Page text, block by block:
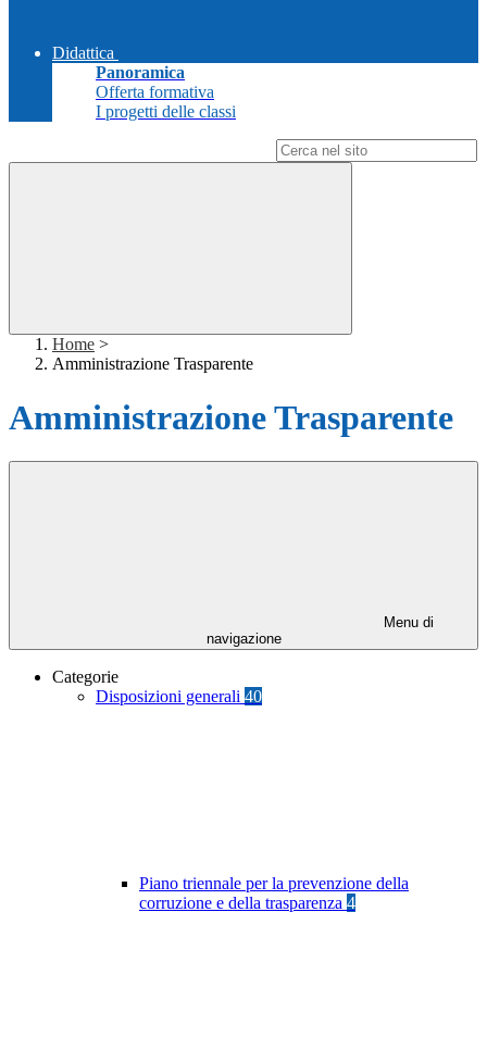
Didattica
Panoramica
Offerta formativa
I progetti delle classi
Home >
Amministrazione Trasparente
Amministrazione Trasparente
Menu di
navigazione
Categorie
Disposizioni generali 40
Piano triennale per la prevenzione della
corruzione e della trasparenza 4